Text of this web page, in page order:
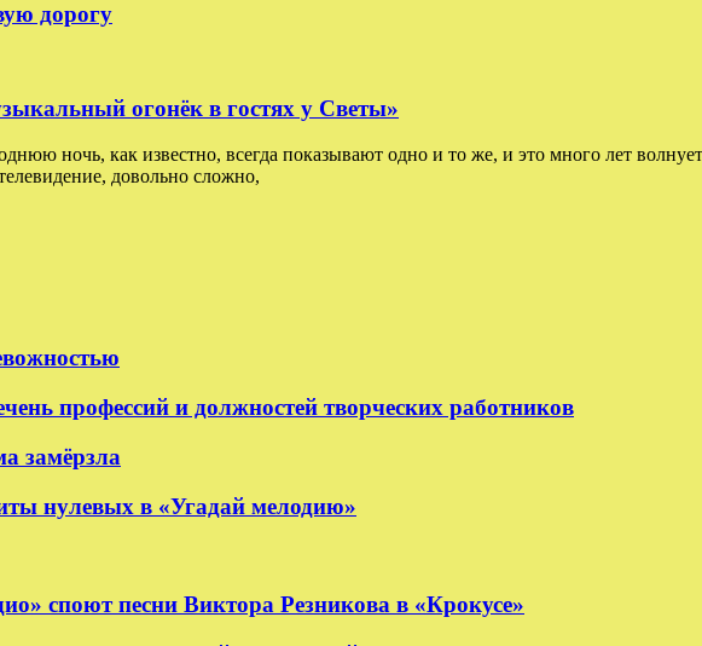
дорогу
огонёк в гостях у Светы»
ночь, как известно, всегда показывают одно и то же, и это много лет
довольно сложно,
профессий и должностей творческих работников
замёрзла
нулевых в «Угадай мелодию»
споют песни Виктора Резникова в «Крокусе»